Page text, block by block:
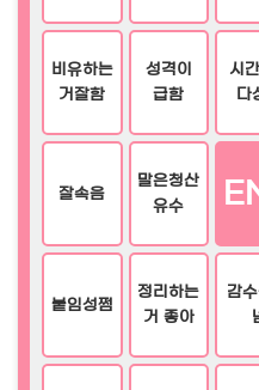
비유하는
거잘함
성격이
급함
시
다
잘속음
말은청산
유수
붙임성쩜
정리하는
거 좋아
감